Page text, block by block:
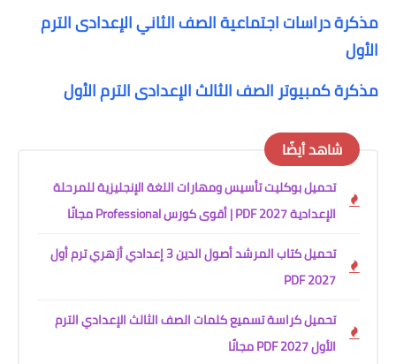
مذكرة دراسات اجتماعية الصف الثاني الإعدادى الترم
الأول
مذكرة كمبيوتر الصف الثالث الإعدادى الترم الأول
شاهد أيضًا
تحميل بوكليت تأسيس ومهارات اللغة الإنجليزية للمرحلة
الإعدادية 2027 PDF | أقوى كورس Professional مجانًا
تحميل كتاب المرشد أصول الدين 3 إعدادي أزهري ترم أول
2027 PDF
تحميل كراسة تسميع كلمات الصف الثالث الإعدادي الترم
الأول 2027 PDF مجانًا